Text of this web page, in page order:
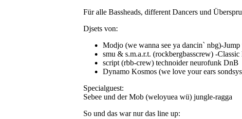
Für alle Bassheads, different Dancers und
Djsets von:
Modjo (we wanna see ya dancin` nbg)-
smu & s.m.a.r.t. (rockbergbasscrew) -
script (rbb-crew) technoider neurofunk DnB
Dynamo Kosmos (we love your ears
Specialguest:
Sebee und der Mob (weloyuea wü) jungle-ragga
So und das war nur das line up: